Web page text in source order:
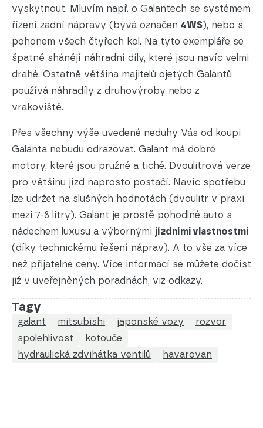
vyskytnout. Mluvím např. o Galantech se systémem
řízení zadní nápravy (bývá označen 4WS), nebo s
pohonem všech čtyřech kol. Na tyto exempláře se
špatně shánějí náhradní díly, které jsou navíc velmi
drahé. Ostatně většina majitelů ojetých Galantů
používá náhradíly z druhovýroby nebo z
vrakoviště.
Přes všechny výše uvedené neduhy Vás od koupi
Galanta nebudu odrazovat. Galant má dobré
motory, které jsou pružné a tiché. Dvoulitrová verze
pro většinu jízd naprosto postačí. Navíc spotřebu
lze udržet na slušných hodnotách (dvoulitr v praxi
mezi 7-8 litry). Galant je prostě pohodlné auto s
nádechem luxusu a výbornými jízdními vlastnostmi
(díky technickému řešení náprav). A to vše za více
než přijatelné ceny. Více informací se můžete dočíst
již v uveřejněných poradnách, viz odkazy.
Tagy
galant mitsubishi japonské vozy
rozvor
spolehlivost
kotouče
hydraulická zdvihátka ventilů
havarovan